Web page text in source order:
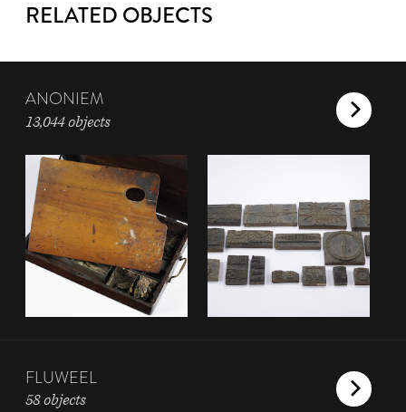
RELATED OBJECTS
ANONIEM
13,044 objects
FLUWEEL
58 objects